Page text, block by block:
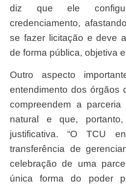
diz que ele
credenciamento,
se fazer licitação e deve
de forma pública, objetiva
Outro aspecto importante diz respeito ao
entendimento dos órgãos
compreendem a
natural e que,
justificativa. “O TCU
transferência de
celebração de uma
única forma do poder